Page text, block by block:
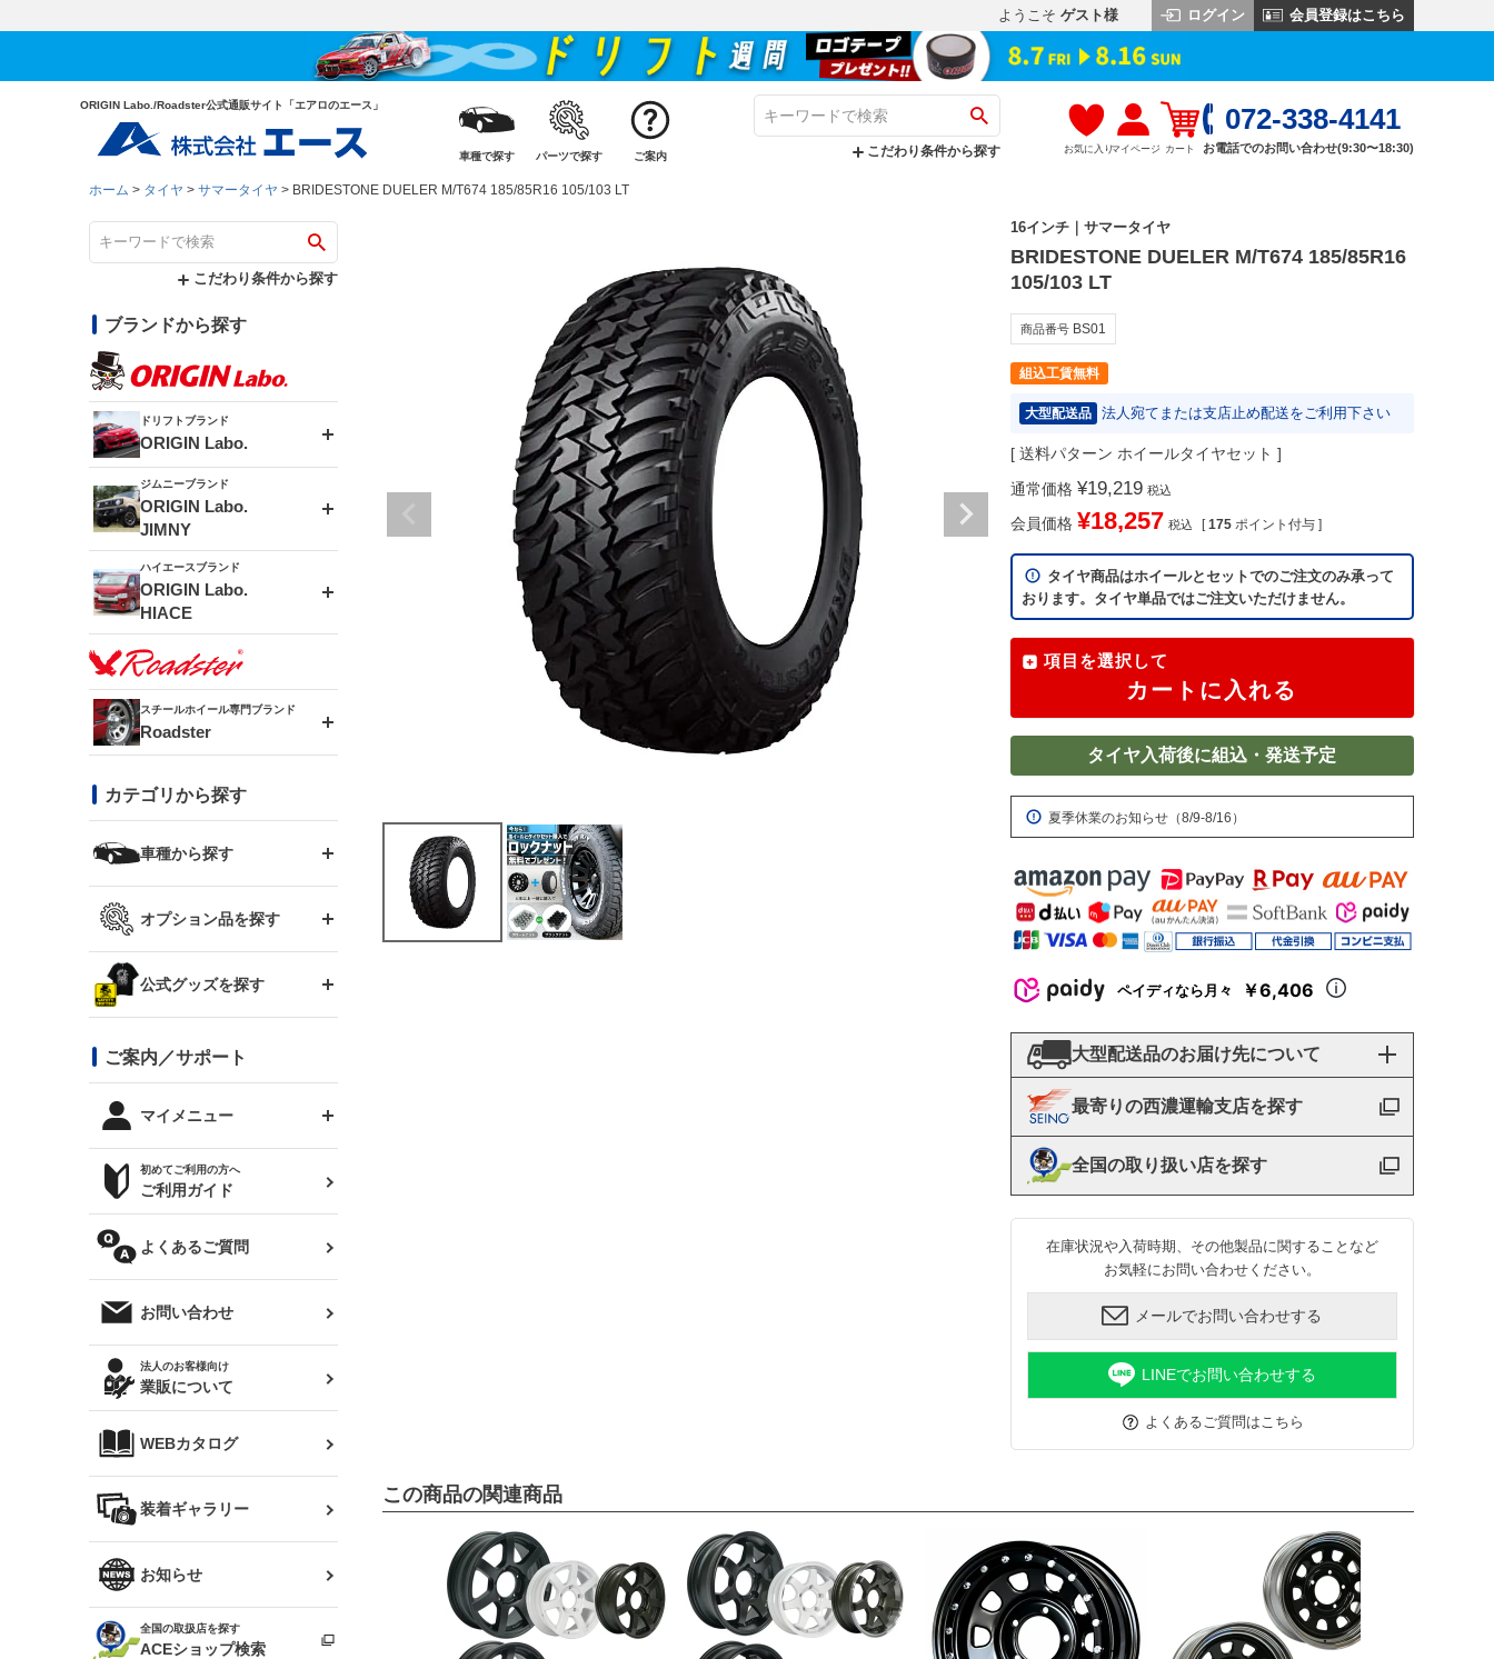
ようこそ ゲスト様 ログイン 会員登録はこちら
ORIGIN Labo./Roadster公式通販サイト「エアロのエース」
車種で探す パーツで探す ご案内 こだわり条件から探す お気に入りマイページ カート
072-338-4141
お電話でのお問い合わせ(9:30〜18:30)
ホーム タイヤ サマータイヤ BRIDESTONE DUELER M/T674 185/85R16 105/103 LT
こだわり条件から探す
ブランドから探す
ドリフトブランド
ORIGIN Labo.
エアロシリーズ
ドリフトライン
風神(180SX)
雷神(S15)
龍神(チェイサー)
レーシングライン
アタックライン
ストリームライン
スタイリッシュライン
フロントフェンダー
リアフェンダー
ブラッシュフェンダー
コンバットアイ
GTウイング
リアウイング
ルーフウイング
ボンネット
カナード
外装・補修パーツ
オリジンアーム(足回り)
レンズ
マフラー
ジムニーブランド
ORIGIN Labo.
JIMNY
アルミホイール
MUD-ZEUS
アルミホイール
MUD-SR7
MUD-S7
ボンネット
フェンダー
サイドパーツ
リアウイング
リアゲート
メンテナンスパーツ
ハイエースブランド
ORIGIN Labo.
HIACE
エアロシリーズ
LUX MODEL SP
LUX MODEL
RUGGER MODEL
GROUND MODEL
PHANTOM LIP
DTM:exclusive
オーバーフェンダー
リアウイング
スムージングバンパー
ワイパーガード
内装パーツ
スチールホイール専門ブランド
Roadster
DAYTONA-RS
DAYTONA-RS NEO
まつど家 鉄漢
まつど家 鉄心
まつど家 鉄八
カテゴリから探す
車種から探す
トヨタ
JZX110 マークⅡ
ハイエース
レビン
トレノ
マークX
クラウン
クラウンマジェスタ
アリスト
ソアラ
アルテッツァ
プロボックス
シルビア S13
シルビア S14 前期
シルビア S15
180SX
ワンビア
Z32 フェアレディZ
R34 スカイライン
スカイライン
（ER34/R33/ECR33/R32）
スズキ
RX-7
スバル
BRZ
レクサス
三菱
デリカ D:5
軽自動車
汎用
オプション品を探す
GTウイング用ラダー
コンバットアイ用ライト
オプションタイヤ
サマータイヤ
ジムニー用タイヤ
ハイエース・バン用タイ
ホイールナット
公式グッズを探す
ステッカー
トップス(半袖)
トップス(長袖)
パーカー
オーバーオール(つなぎ)
タオル
帽子
バッグ
ファッション小物
雑貨・ステーショナリー
ご案内／サポート
マイメニュー
ログインする
お気に入りリスト
クーポンを見る
閲覧履歴
ニュースレターお申し込み
初めてご利用の方へ
ご利用ガイド
よくあるご質問
お問い合わせ
法人のお客様向け
業販について
WEBカタログ
装着ギャラリー
お知らせ
全国の取扱店を探す
ACEショップ検索
16インチ｜サマータイヤ
BRIDESTONE DUELER M/T674 185/85R16
105/103 LT
商品番号 BS01
組込工賃無料
大型配送品 法人宛てまたは支店止め配送をご利用下さい
送料パターン ホイールタイヤセット
通常価格 ¥19,219 税込
会員価格 ¥18,257 税込 [ 175 ポイント付与 ]
タイヤ商品はホイールとセットでのご注文のみ承って
おります。タイヤ単品ではご注文いただけません。
項目を選択して
カートに入れる
タイヤ入荷後に組込・発送予定
夏季休業のお知らせ（8/9-8/16）
ペイディなら月々 ￥6,406
大型配送品のお届け先について
最寄りの西濃運輸支店を探す
全国の取り扱い店を探す
在庫状況や入荷時期、その他製品に関することなど
お気軽にお問い合わせください。
メールでお問い合わせする
LINEでお問い合わせする
よくあるご質問はこちら
この商品の関連商品